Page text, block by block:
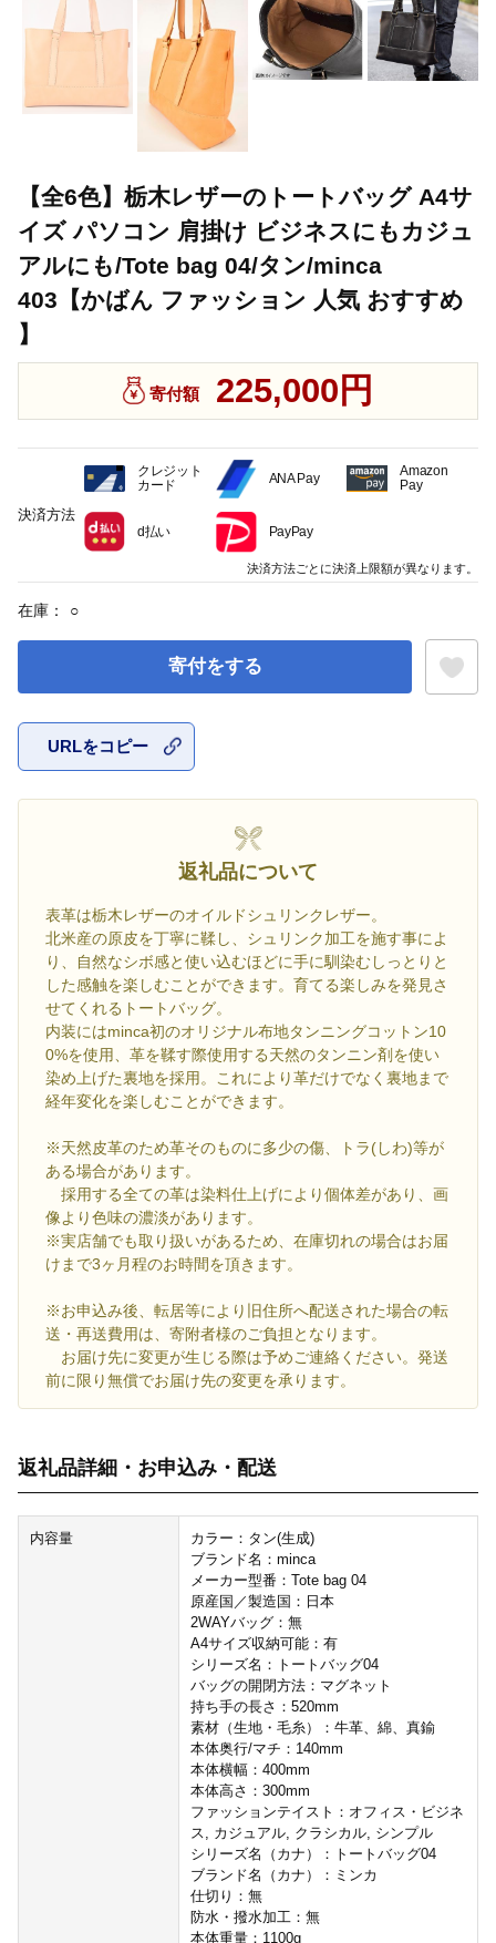
【全6色】栃木レザーのトートバッグ A4サ
イズ パソコン 肩掛け ビジネスにもカジュ
アルにも/Tote bag 04/タン/minca
403【かばん ファッション 人気 おすすめ
】
寄付額 225,000円
在庫： ○
寄付をする
URLをコピー
返礼品について
表革は栃木レザーのオイルドシュリンクレザー。
北米産の原皮を丁寧に鞣し、シュリンク加工を施す事によ
り、自然なシボ感と使い込むほどに手に馴染むしっとりと
した感触を楽しむことができます。育てる楽しみを発見さ
せてくれるトートバッグ。
内装にはminca初のオリジナル布地タンニングコットン10
0%を使用、革を鞣す際使用する天然のタンニン剤を使い
染め上げた裏地を採用。これにより革だけでなく裏地まで
経年変化を楽しむことができます。
※天然皮革のため革そのものに多少の傷、トラ(しわ)等が
ある場合があります。
採用する全ての革は染料仕上げにより個体差があり、画
像より色味の濃淡があります。
※実店舗でも取り扱いがあるため、在庫切れの場合はお届
けまで3ヶ月程のお時間を頂きます。
※お申込み後、転居等により旧住所へ配送された場合の転
送・再送費用は、寄附者様のご負担となります。
お届け先に変更が生じる際は予めご連絡ください。発送
前に限り無償でお届け先の変更を承ります。
返礼品詳細・お申込み・配送
内容量
カラー：タン(生成)
ブランド名：minca
メーカー型番：Tote bag 04
原産国／製造国：日本
2WAYバッグ：無
A4サイズ収納可能：有
シリーズ名：トートバッグ04
バッグの開閉方法：マグネット
持ち手の長さ：520mm
素材（生地・毛糸）：牛革、綿、真鍮
本体奥行/マチ：140mm
本体横幅：400mm
本体高さ：300mm
ファッションテイスト：オフィス・ビジネ
ス, カジュアル, クラシカル, シンプル
シリーズ名（カナ）：トートバッグ04
ブランド名（カナ）：ミンカ
仕切り：無
防水・撥水加工：無
本体重量：1100g
決済方法
クレジット
カード
ANA Pay
Amazon
Pay
d払い PayPay
決済方法ごとに決済上限額が異なります。